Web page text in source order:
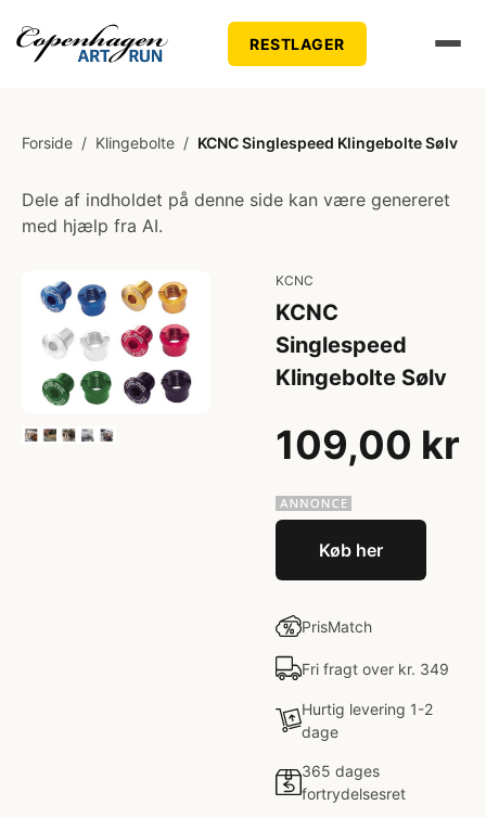
RESTLAGER
Forside / Klingebolte / KCNC Singlespeed Klingebolte Sølv
Dele af indholdet på denne side kan være genereret
med hjælp fra AI.
KCNC
KCNC
Singlespeed
Klingebolte Sølv
109,00 kr
Køb her
PrisMatch
Fri fragt over kr. 349
Hurtig levering 1-2
dage
365 dages
fortrydelsesret